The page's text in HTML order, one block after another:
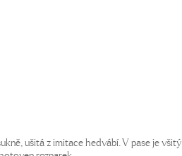
ušitá z imitace hedvábí. V pase je všitý